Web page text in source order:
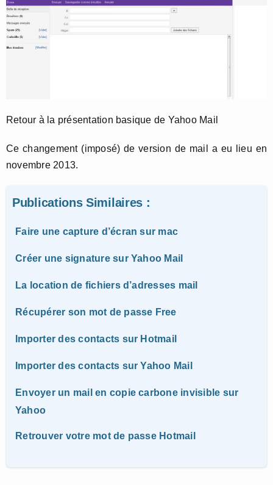
Retour à la présentation basique de Yahoo Mail
Ce changement (imposé) de version de mail a eu lieu en
novembre 2013.
Publications Similaires :
Faire une capture d’écran sur mac
Créer une signature sur Yahoo Mail
La location de fichiers d’adresses mail
Récupérer son mot de passe Free
Importer des contacts sur Hotmail
Importer des contacts sur Yahoo Mail
Envoyer un mail en copie carbone invisible sur
Yahoo
Retrouver votre mot de passe Hotmail